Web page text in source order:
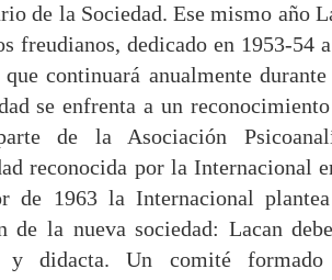
de la Sociedad. Ese mismo año
freudianos, dedicado en 1953-54 a
continuará anualmente durante
se enfrenta a un
de la Asociación
reconocida por la Internacional
de 1963 la Internacional
de la nueva sociedad: Lacan
y didacta. Un comité